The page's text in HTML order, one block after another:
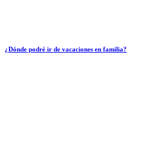
¿Dónde podré ir de vacaciones en familia?